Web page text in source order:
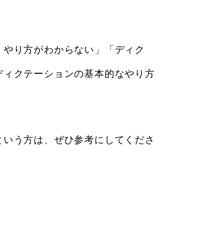
り方がわからない」「ディク
クテーションの基本的なやり方
う方は、ぜひ参考にしてくださ